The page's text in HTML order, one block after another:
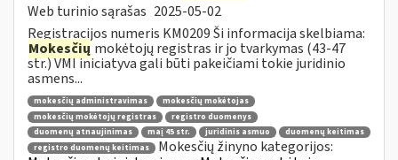
Web turinio sąrašas 2025-05-02
Registracijos numeris KM0209 Ši informacija skelbiama:
Mokesčių mokėtojų registras ir jo tvarkymas (43-47
str.) VMI iniciatyva gali būti pakeičiami tokie juridinio
asmens...
mokesčių administravimas
mokesčių mokėtojas
mokesčių mokėtojų registras
registro duomenys
duomenų atnaujinimas
maį 45 str. juridinis asmuo
duomenų keitimas
registro duomenų keitimas
Mokesčių žinyno kategorijos: